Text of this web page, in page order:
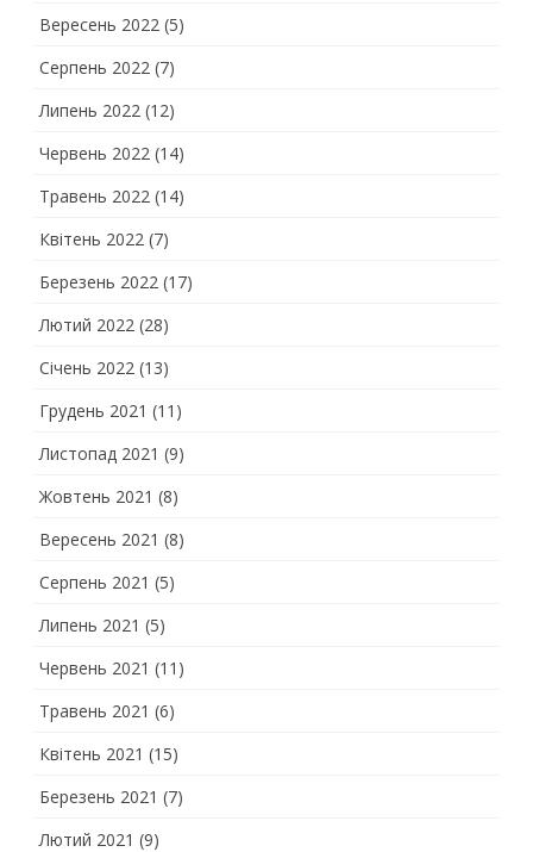
Вересень 2022 (5)
Серпень 2022 (7)
Липень 2022 (12)
Червень 2022 (14)
Травень 2022 (14)
Квітень 2022 (7)
Березень 2022 (17)
Лютий 2022 (28)
Січень 2022 (13)
Грудень 2021 (11)
Листопад 2021 (9)
Жовтень 2021 (8)
Вересень 2021 (8)
Серпень 2021 (5)
Липень 2021 (5)
Червень 2021 (11)
Травень 2021 (6)
Квітень 2021 (15)
Березень 2021 (7)
Лютий 2021 (9)